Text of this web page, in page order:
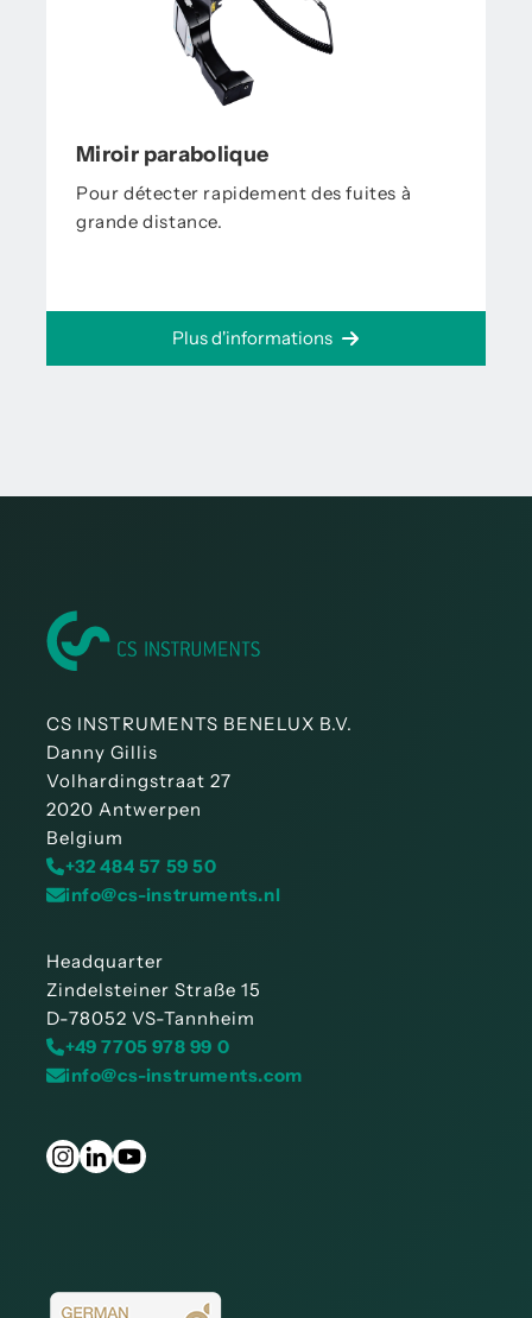
Miroir parabolique
Pour détecter rapidement des fuites à
grande distance.
Plus d'informations
CS INSTRUMENTS BENELUX B.V.
Danny Gillis
Volhardingstraat 27
2020 Antwerpen
Belgium
+32 484 57 59 50
info@cs-instruments.nl
Headquarter
Zindelsteiner Straße 15
D-78052 VS-Tannheim
+49 7705 978 99 0
info@cs-instruments.com